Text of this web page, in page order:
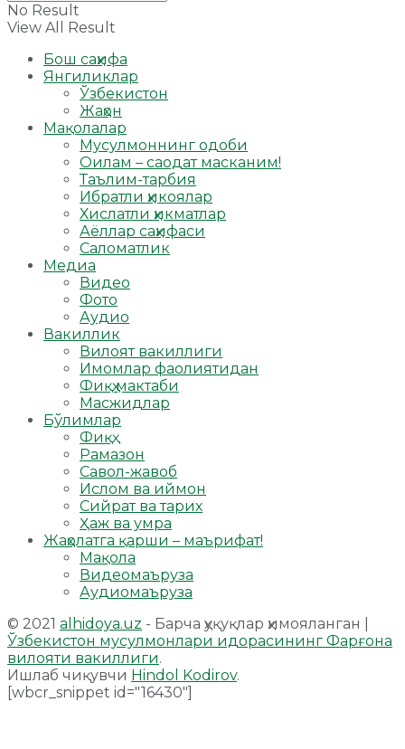
No Result
View All Result
Бош саҳифа
Янгиликлар
Ўзбекистон
Жаҳон
Мақолалар
Мусулмоннинг одоби
Оилам – саодат масканим!
Таълим-тарбия
Ибратли ҳикоялар
Хислатли ҳикматлар
Аёллар саҳифаси
Саломатлик
Медиа
Видео
Фото
Аудио
Вакиллик
Вилоят вакиллиги
Имомлар фаолиятидан
Фиқҳ мактаби
Масжидлар
Бўлимлар
Фиқҳ
Рамазон
Савол-жавоб
Ислом ва иймон
Сийрат ва тарих
Ҳаж ва умра
Жаҳолатга қарши – маърифат!
Мақола
Видеомаъруза
Аудиомаъруза
© 2021 alhidoya.uz - Барча ҳуқуқлар ҳимояланган |
Ўзбекистон мусулмонлари идорасининг Фарғона
вилояти вакиллиги.
Ишлаб чиқувчи Hindol Kodirov.
[wbcr_snippet id="16430"]